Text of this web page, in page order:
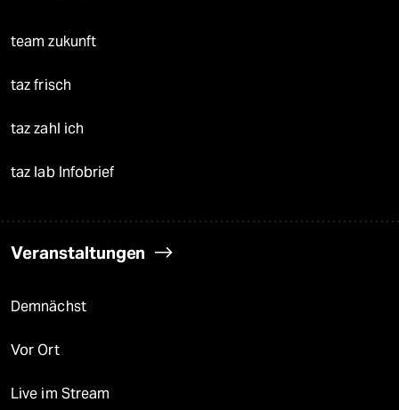
team zukunft
taz frisch
taz zahl ich
taz lab Infobrief
Veranstaltungen
Demnächst
Vor Ort
Live im Stream